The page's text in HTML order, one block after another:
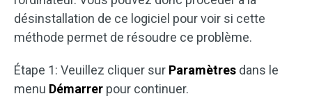
désinstallation de ce logiciel pour voir si cette
méthode permet de résoudre ce problème.
Étape 1: Veuillez cliquer sur Paramètres dans le
menu Démarrer pour continuer.